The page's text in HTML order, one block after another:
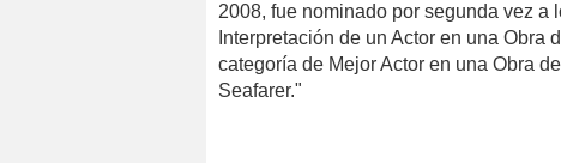
2008, fue nominado por segunda vez a
Interpretación de un Actor en una Obra
categoría de Mejor Actor en una Obra
Seafarer."